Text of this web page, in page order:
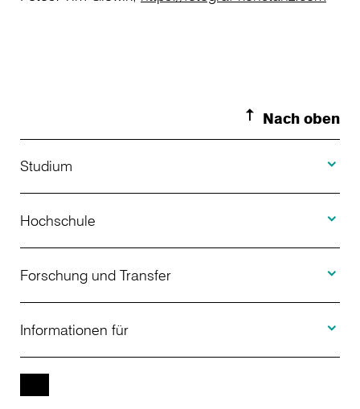
Nach oben
Studium
Studienangebot
Bewerbung
Studienberatung
Weiterbildung
Hochschule
Über uns
Aktuelles
Veranstaltungen
Forschung und Transfer
Projekte
Informationen für